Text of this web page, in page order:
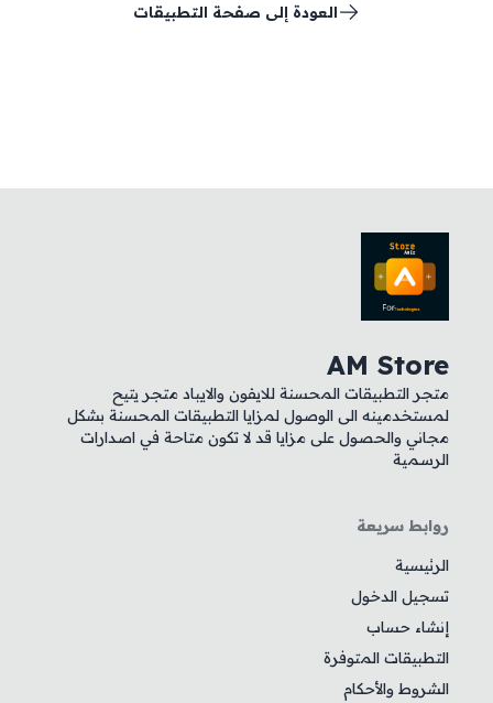
العودة إلى صفحة التطبيقات
AM Store
متجر التطبيقات المحسنة للايفون والايباد متجر يتيح
لمستخدمينه الى الوصول لمزايا التطبيقات المحسنة بشكل
مجاني والحصول على مزايا قد لا تكون متاحة في اصدارات
الرسمية
روابط سريعة
الرئيسية
تسجيل الدخول
إنشاء حساب
التطبيقات المتوفرة
الشروط والأحكام